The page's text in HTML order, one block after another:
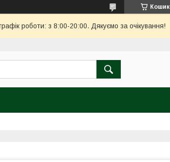
Кошик
роботи: з 8:00-20:00. Дякуємо за очікування!